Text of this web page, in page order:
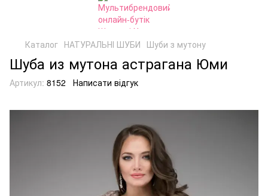
Каталог НАТУРАЛЬНІ ШУБИ Шуби з мутону
Шуба из мутона астрагана Юми
Артикул: 8152 Написати відгук